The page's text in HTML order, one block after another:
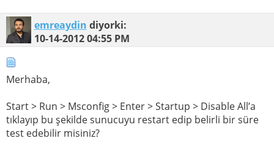
emreaydin diyorki:
10-14-201204:55 PM
Merhaba,
Start > Run > Msconfig > Enter > Startup > Disable All’a
tıklayıp bu şekilde sunucuyu restart edip belirli bir süre
test edebilir misiniz?